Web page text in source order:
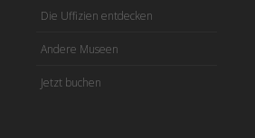
Die Uffizien entdecken
Andere Museen
Jetzt buchen